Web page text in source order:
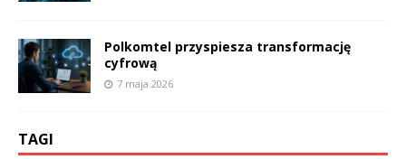
Polkomtel przyspiesza transformację
cyfrową
7 maja 2026
TAGI